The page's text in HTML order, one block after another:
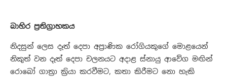
බාහිර ප්‍රතිග්‍රාහකය
නිදසුන් ලෙස දෑත් දෙපා අප්‍රාණික රෝගියකුගේ මොළයෙන්
නිකුත් වන දෑත් දෙපා චලනයට අදාළ ස්නායු ආවේග මඟින්
රොබෝ ගාත්‍රා ක්‍රියා කරවීමට, කතා කිරීමට නො හැකි